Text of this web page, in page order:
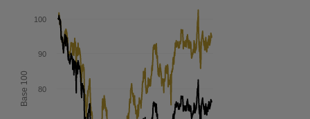
Base 100 80
90
100